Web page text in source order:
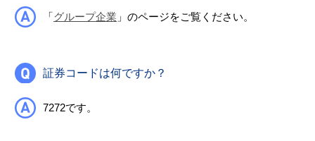
「グループ企業 」のページをご覧ください。
証券コードは何ですか？
7272です。